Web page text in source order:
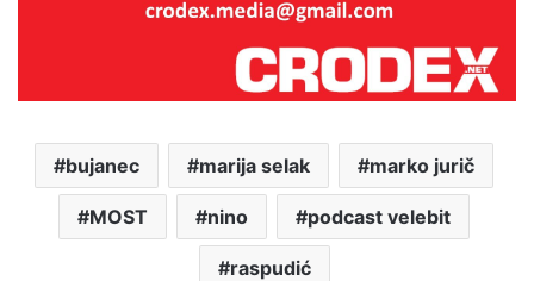
bujanec marija selak marko jurič
MOST nino podcast velebit
raspudić